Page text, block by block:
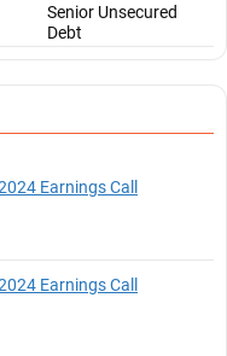
Senior Unsecured
Debt
Earnings Call
Earnings Call